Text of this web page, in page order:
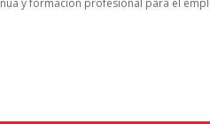
y formación profesional para el